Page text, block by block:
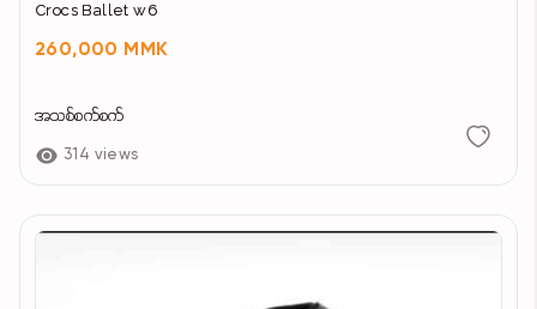
Crocs Ballet w6
260,000 MMK
အသစ်စက်စက်
314 views